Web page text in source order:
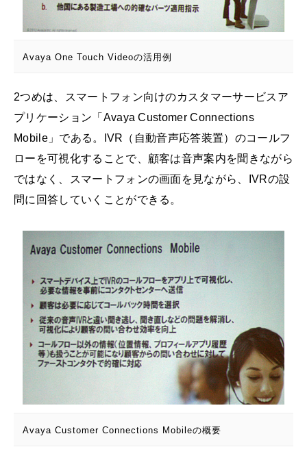
Avaya One Touch Videoの活用例
2つめは、スマートフォン向けのカスタマーサービスア
プリケーション「Avaya Customer Connections
Mobile」である。IVR（自動音声応答装置）のコールフ
ローを可視化することで、顧客は音声案内を聞きながら
ではなく、スマートフォンの画面を見ながら、IVRの設
問に回答していくことができる。
Avaya Customer Connections Mobileの概要